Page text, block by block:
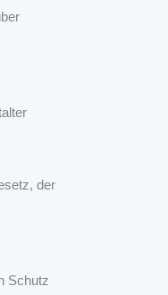
der
Schutz